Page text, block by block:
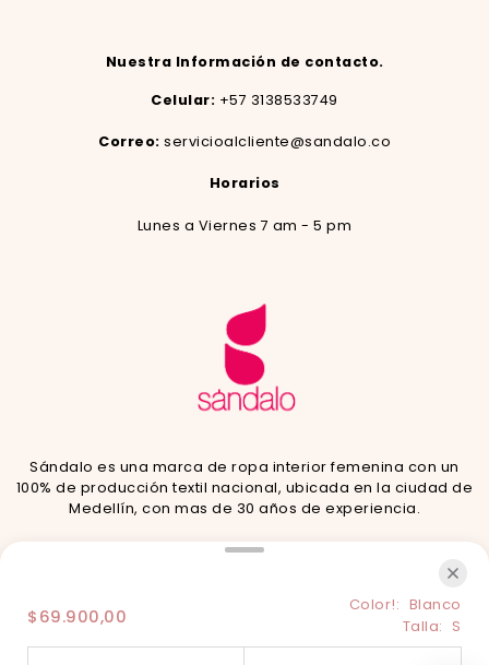
$69.900,00
Color!: Blanco
Talla: S
Nuestra Información de contacto.
Celular: +57 3138533749
Correo: servicioalcliente@sandalo.co
Horarios
Lunes a Viernes 7 am - 5 pm
Sándalo es una marca de ropa interior femenina con un
100% de producción textil nacional, ubicada en la ciudad de
Medellín, con mas de 30 años de experiencia.